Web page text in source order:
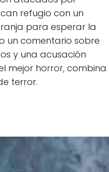
refugio con un
para esperar la
un comentario sobre
y una acusación
mejor horror, combina
terror.